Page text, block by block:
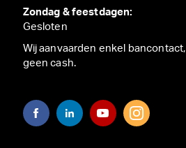
Zondag & feestdagen:
Gesloten
Wij aanvaarden enkel bancontact,
geen cash.